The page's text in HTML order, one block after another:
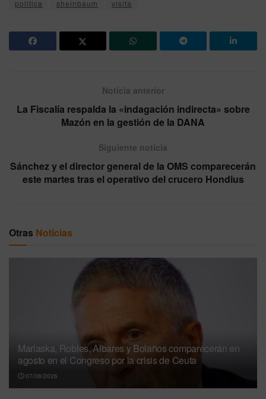
politica sheinbaum visita
Noticia anterior
La Fiscalía respalda la «indagación indirecta» sobre
Mazón en la gestión de la DANA
Siguiente noticia
Sánchez y el director general de la OMS comparecerán
este martes tras el operativo del crucero Hondius
Otras Noticias
Marlaska, Robles, Albares y Bolaños comparecerán en
agosto en el Congreso por la crisis de Ceuta
07/08/2026